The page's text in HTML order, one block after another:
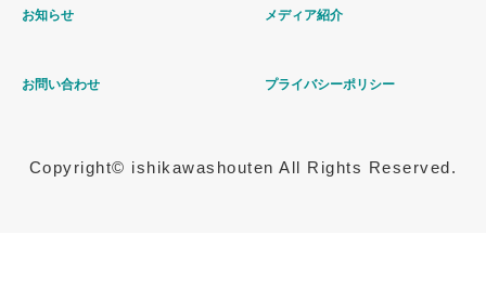
お知らせ メディア紹介
お問い合わせ プライバシーポリシー
Copyright© ishikawashouten All Rights Reserved.